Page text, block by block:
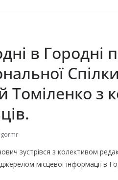
в Городні
Томіленко
gormr
зустрівся з колективом
місцевої інформації в